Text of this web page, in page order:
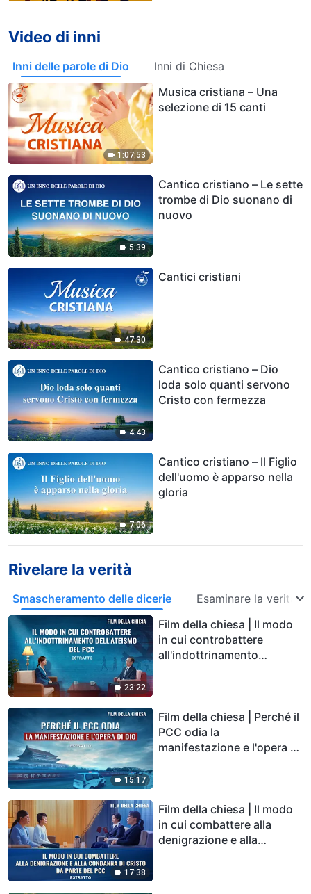
Video di inni
Inni delle parole di Dio Inni di Chiesa
1:07:53
Musica cristiana – Una
selezione di 15 canti
5:39
Cantico cristiano – Le sette
trombe di Dio suonano di
nuovo
47:30
Cantici cristiani
4:43
Cantico cristiano – Dio
loda solo quanti servono
Cristo con fermezza
7:06
Cantico cristiano – Il Figlio
dell'uomo è apparso nella
gloria
Rivelare la verità
Smascheramento delle dicerie Esaminare la verità
23:22
Film della chiesa | Il modo
in cui controbattere
all'indottrinamento
15:17
Film della chiesa | Perché il
PCC odia la
manifestazione e l'opera di
17:38
Film della chiesa | Il modo
in cui combattere alla
denigrazione e alla